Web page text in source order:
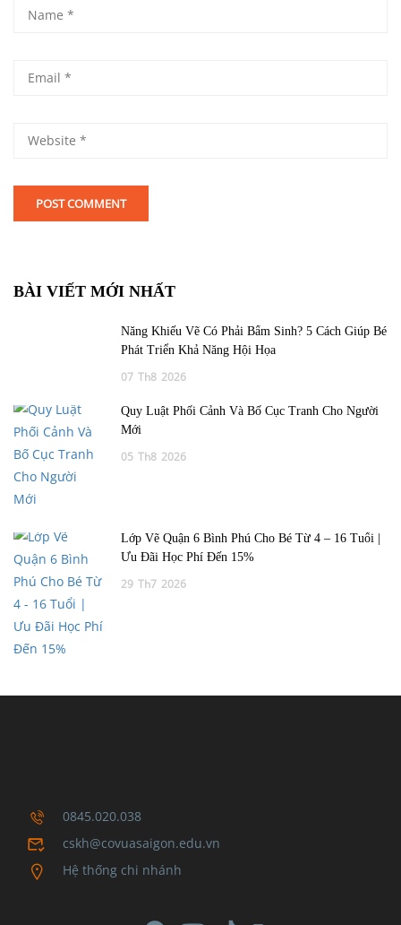
BÀI VIẾT MỚI NHẤT
Năng Khiếu Vẽ Có Phải Bẩm Sinh? 5 Cách Giúp Bé
Phát Triển Khả Năng Hội Họa
07 Th8 2026
Quy Luật Phối Cảnh Và Bố Cục Tranh Cho Người
Mới
05 Th8 2026
Lớp Vẽ Quận 6 Bình Phú Cho Bé Từ 4 – 16 Tuổi |
Ưu Đãi Học Phí Đến 15%
29 Th7 2026
0845.020.038
cskh@covuasaigon.edu.vn
Hệ thống chi nhánh